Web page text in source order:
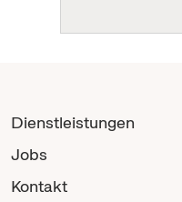
Dienstleistungen
Jobs
Kontakt